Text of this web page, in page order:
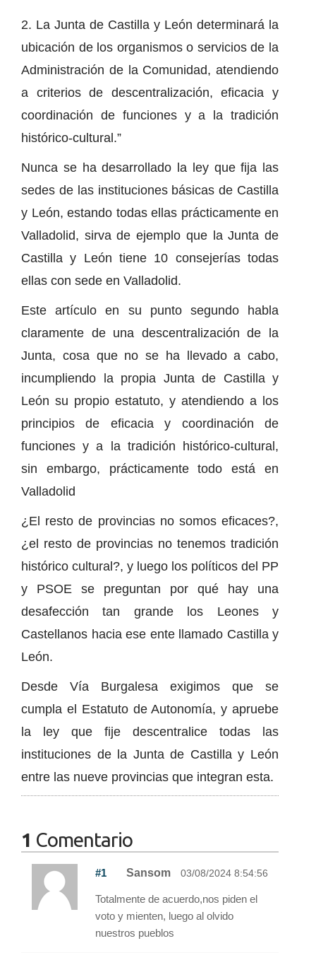
2. La Junta de Castilla y León determinará la
ubicación de los organismos o servicios de la
Administración de la Comunidad, atendiendo
a criterios de descentralización, eficacia y
coordinación de funciones y a la tradición
histórico-cultural.”
Nunca se ha desarrollado la ley que fija las
sedes de las instituciones básicas de Castilla
y León, estando todas ellas prácticamente en
Valladolid, sirva de ejemplo que la Junta de
Castilla y León tiene 10 consejerías todas
ellas con sede en Valladolid.
Este artículo en su punto segundo habla
claramente de una descentralización de la
Junta, cosa que no se ha llevado a cabo,
incumpliendo la propia Junta de Castilla y
León su propio estatuto, y atendiendo a los
principios de eficacia y coordinación de
funciones y a la tradición histórico-cultural,
sin embargo, prácticamente todo está en
Valladolid
¿El resto de provincias no somos eficaces?,
¿el resto de provincias no tenemos tradición
histórico cultural?, y luego los políticos del PP
y PSOE se preguntan por qué hay una
desafección tan grande los Leones y
Castellanos hacia ese ente llamado Castilla y
León.
Desde Vía Burgalesa exigimos que se
cumpla el Estatuto de Autonomía, y apruebe
la ley que fije descentralice todas las
instituciones de la Junta de Castilla y León
entre las nueve provincias que integran esta.
1 Comentario
#1 Sansom 03/08/2024 8:54:56
Totalmente de acuerdo,nos piden el
voto y mienten, luego al olvido
nuestros pueblos